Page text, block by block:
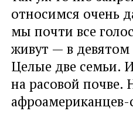
относимся очень
мы почти все
живут — в девятом
Целые две семьи.
на расовой почве.
афроамериканцев-